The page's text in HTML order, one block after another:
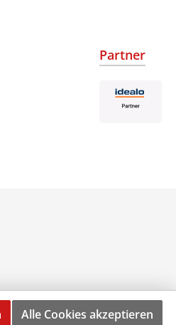
Partner
Alle Cookies akzeptieren